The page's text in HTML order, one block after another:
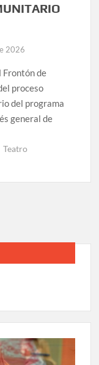
2026
Frontón de
proceso
del programa
general de
Teatro